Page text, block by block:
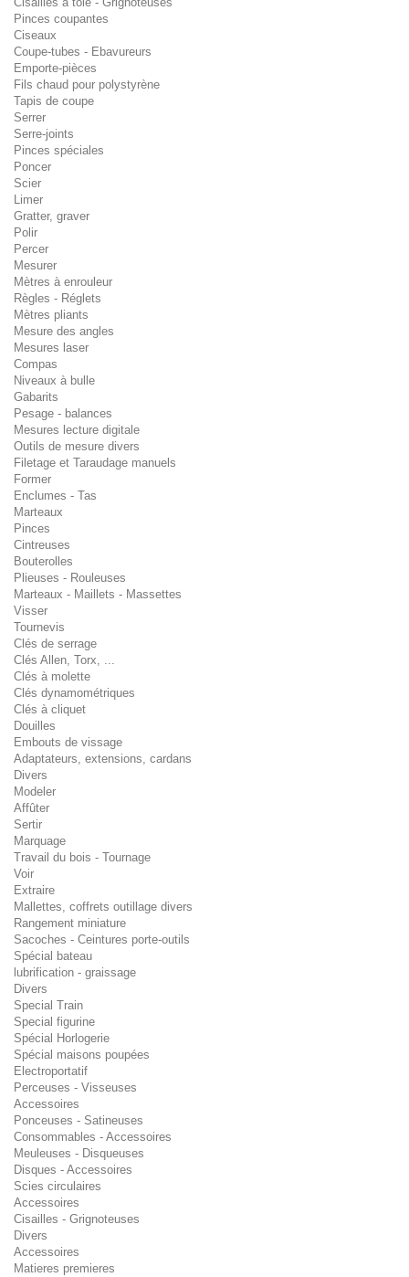
Pinces coupantes
Ciseaux
Coupe-tubes - Ebavureurs
Emporte-pièces
Fils chaud pour polystyrène
Tapis de coupe
Serrer
Serre-joints
Pinces spéciales
Poncer
Scier
Limer
Gratter, graver
Polir
Percer
Mesurer
Mètres à enrouleur
Règles - Réglets
Mètres pliants
Mesure des angles
Mesures laser
Compas
Niveaux à bulle
Gabarits
Pesage - balances
Mesures lecture digitale
Outils de mesure divers
Filetage et Taraudage manuels
Former
Enclumes - Tas
Marteaux
Pinces
Cintreuses
Bouterolles
Plieuses - Rouleuses
Marteaux - Maillets - Massettes
Visser
Tournevis
Clés de serrage
Clés Allen, Torx, ...
Clés à molette
Clés dynamométriques
Clés à cliquet
Douilles
Embouts de vissage
Adaptateurs, extensions, cardans
Divers
Modeler
Affûter
Sertir
Marquage
Travail du bois - Tournage
Voir
Extraire
Mallettes, coffrets outillage divers
Rangement miniature
Sacoches - Ceintures porte-outils
Spécial bateau
lubrification - graissage
Divers
Special Train
Special figurine
Spécial Horlogerie
Spécial maisons poupées
Electroportatif
Perceuses - Visseuses
Accessoires
Ponceuses - Satineuses
Consommables - Accessoires
Meuleuses - Disqueuses
Disques - Accessoires
Scies circulaires
Accessoires
Cisailles - Grignoteuses
Divers
Accessoires
Matieres premieres